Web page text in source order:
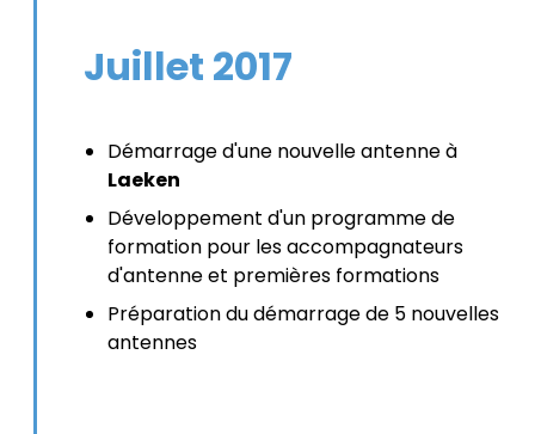
Juillet 2017
Démarrage d'une nouvelle antenne à
Laeken
Développement d'un programme de
formation pour les accompagnateurs
d'antenne et premières formations
Préparation du démarrage de 5 nouvelles
antennes